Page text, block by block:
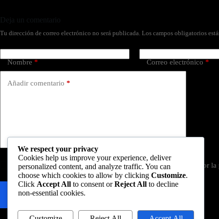
Deja un comentario
Tu dirección de correo electrónico no será publicada. Los campos obligatorios
Nombre * Correo electrónico *
Añadir comentario *
Guardar mi nombre, correo electrónico y web en este navegador
Publicar el comentario
We respect your privacy
Cookies help us improve your experience, deliver
personalized content, and analyze traffic. You can
choose which cookies to allow by clicking Customize.
Click Accept All to consent orReject All to decline
non-essential cookies.